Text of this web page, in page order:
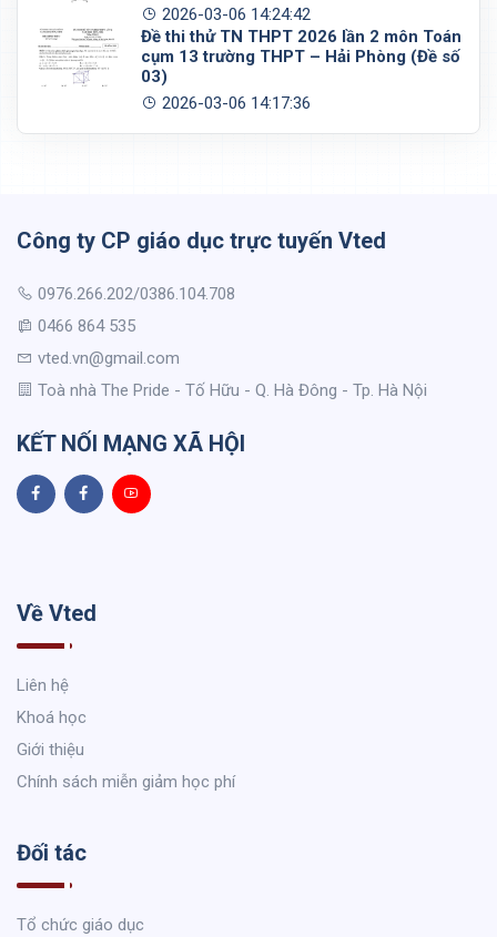
2026-03-06 14:24:42
Đề thi thử TN THPT 2026 lần 2 môn Toán
cụm 13 trường THPT – Hải Phòng (Đề số
03)
2026-03-06 14:17:36
Công ty CP giáo dục trực tuyến Vted
0976.266.202/0386.104.708
0466 864 535
vted.vn@gmail.com
Toà nhà The Pride - Tố Hữu - Q. Hà Đông - Tp. Hà Nội
KẾT NỐI MẠNG XÃ HỘI
Về Vted
Liên hệ
Khoá học
Giới thiệu
Chính sách miễn giảm học phí
Đối tác
Tổ chức giáo dục